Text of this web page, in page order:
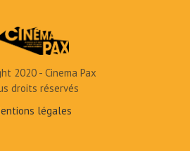
2020 - Cinema Pax
droits réservés
légales